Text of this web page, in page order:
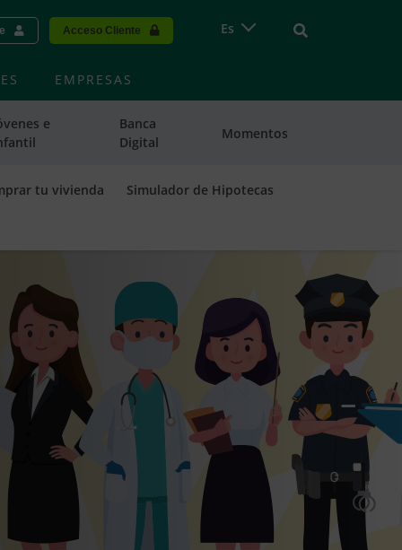
Acceso Cliente Es Vinculo -
tu vivienda Simulador de Hipotecas
e
Banca
Digital
Momentos
EMPRESAS